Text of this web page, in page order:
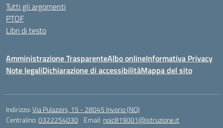
Tutti gli argomenti
PTOF
Libri di testo
Amministrazione TrasparenteAlbo onlineInformativa Privacy
Note legaliDichiarazione di accessibilitàMappa del sito
Indirizzo:Via Pulazzini, 15 - 28045 Invorio (NO)
Centralino:0322254030 Email: noic819001@istruzione.it